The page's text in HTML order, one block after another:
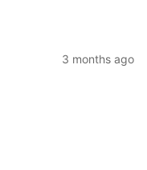
3 months ago